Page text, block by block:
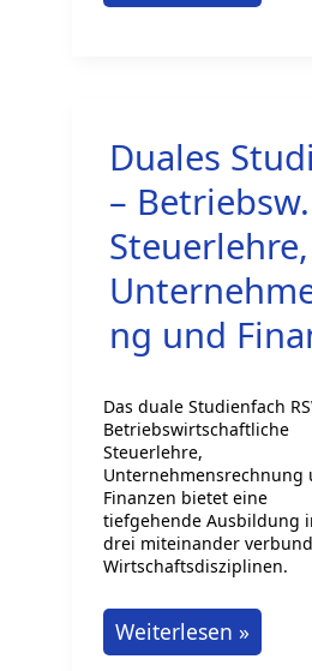
Studium
Wirtschaft
Duales
– Betriebsw.
Steuerlehre,
ng und
Das duale Studienfach
Betriebswirtschaftliche
Steuerlehre,
Unternehmensrechnung
Finanzen bietet eine
tiefgehende Ausbildung
drei miteinander
Wirtschaftsdisziplinen.
Duales
Weiterlesen »